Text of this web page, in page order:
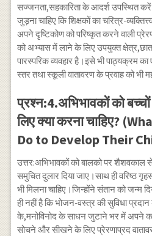
सज्जनता,सहकारिता के आदर्श उपस्थित
जुड़ना चाहिए कि शिक्षकों का चरित्र-
अपने दृष्टिकोण को परिष्कृत करने वाली
को अभ्यास में लाने के लिए उपयुक्त
पारस्परिक व्यवहार है।इसे भी पाठ्यक्रम
स्तर तथा स्कूली वातावरण के प्रवाह को भी
प्रश्न:4.अभिभावकों को
लिए क्या करना चाहिए?
Do to Develop Their
उत्तर:अभिभावकों को बालको पर शैशवकाल से
समुचित दुलार दिया जाए।साथ ही वरिष्ठ
भी मिलना चाहिए।जिन्होंने संतान को जन्म
ही नहीं है कि भोजन-वस्त्र की सुविधा
के,मनोविनोद के साधन जुटाने भर में अपने
सोचने और सीखने के लिए प्रेरणाप्रद